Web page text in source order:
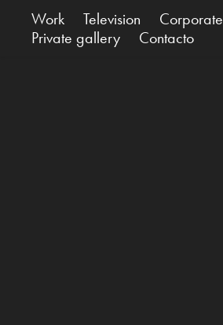
Work Television
Corporate
Private gallery
Contacto